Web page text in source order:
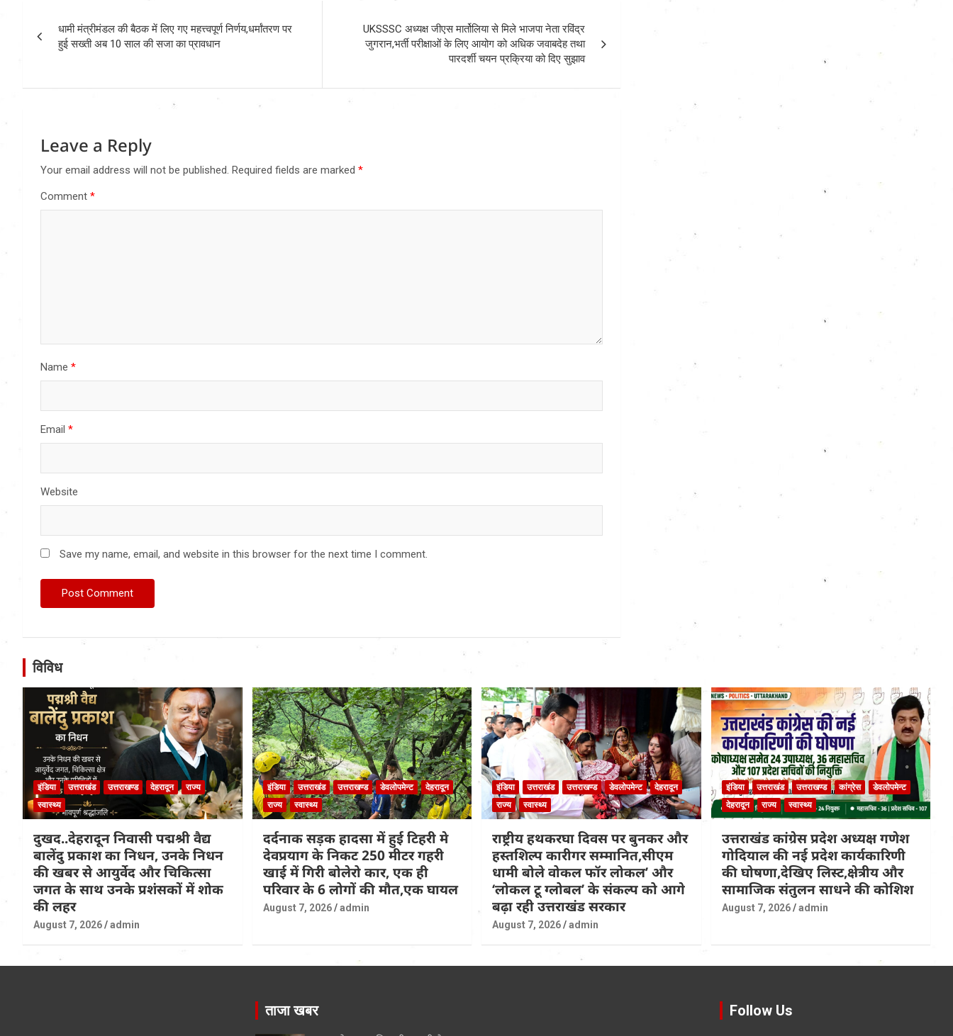
navigation
धामी मंत्रीमंडल की बैठक में लिए गए महत्त्वपूर्ण निर्णय,धर्मांतरण पर
हुई सख्ती अब 10 साल की सजा का प्रावधान
UKSSSC अध्यक्ष जीएस मार्तोलिया से मिले भाजपा नेता रविंद्र
जुगरान,भर्ती परीक्षाओं के लिए आयोग को अधिक जवाबदेह तथा
पारदर्शी चयन प्रक्रिया को दिए सुझाव
Leave a Reply
Your email address will not be published. Required fields are marked *
Comment *
Name *
Email *
Website
Save my name, email, and website in this browser for the next time I comment.
विविध
इंडिया उत्तराखंड उत्तराखण्ड देहरादून
राज्य
स्वास्थ्य
दुखद..देहरादून निवासी पद्मश्री वैद्य
बालेंदु प्रकाश का निधन, उनके निधन
की खबर से आयुर्वेद और चिकित्सा
जगत के साथ उनके प्रशंसकों में शोक
की लहर
August 7, 2026 admin
इंडिया उत्तराखंड उत्तराखण्ड डेवलोपमेन्ट
देहरादून
राज्य
स्वास्थ्य
दर्दनाक सड़क हादसा में हुई टिहरी मे
देवप्रयाग के निकट 250 मीटर गहरी
खाई में गिरी बोलेरो कार, एक ही
परिवार के 6 लोगों की मौत,एक घायल
August 7, 2026 admin
इंडिया उत्तराखंड उत्तराखण्ड डेवलोपमेन्ट
देहरादून
राज्य
स्वास्थ्य
राष्ट्रीय हथकरघा दिवस पर बुनकर और
हस्तशिल्प कारीगर सम्मानित,सीएम
धामी बोले वोकल फॉर लोकल’ और
‘लोकल टू ग्लोबल’ के संकल्प को आगे
बढ़ा रही उत्तराखंड सरकार
August 7, 2026 admin
इंडिया उत्तराखंड उत्तराखण्ड कांग्रेस
डेवलोपमेन्ट
देहरादून
राज्य स्वास्थ्य
उत्तराखंड कांग्रेस प्रदेश अध्यक्ष गणेश
गोदियाल की नई प्रदेश कार्यकारिणी
की घोषणा,देखिए लिस्ट,क्षेत्रीय और
सामाजिक संतुलन साधने की कोशिश
August 7, 2026 admin
ताजा खबर Follow Us